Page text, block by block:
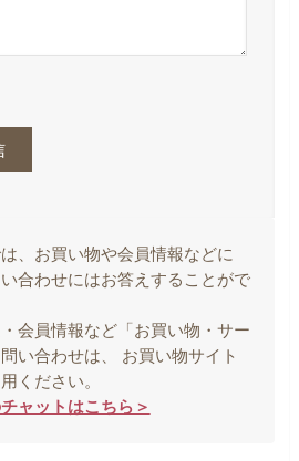
、お買い物や会員情報などに
合わせにはお答えすることがで
会員情報など「お買い物・サー
い合わせは、 お買い物サイト
ください。
ャットはこちら＞